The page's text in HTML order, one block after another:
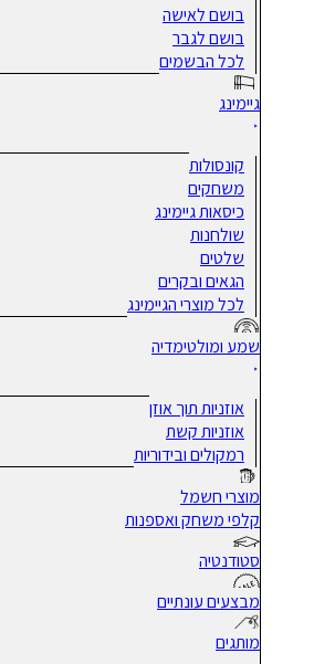
בושם לאישה
בושם לגבר
לכל הבשמים
גיימינג
קונסולות
משחקים
כיסאות גיימינג
שולחנות
שלטים
הגאים ובקרים
לכל מוצרי הגיימינג
שמע ומולטימדיה
אוזניות תוך אוזן
אוזניות קשת
רמקולים ובידוריות
מוצרי חשמל
קלפי משחק ואספנות
סטודנטיה
מבצעים עונתיים
מותגים